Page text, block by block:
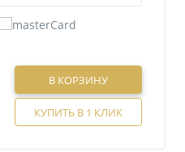
В КОРЗИНУ
КУПИТЬ В 1 КЛИК